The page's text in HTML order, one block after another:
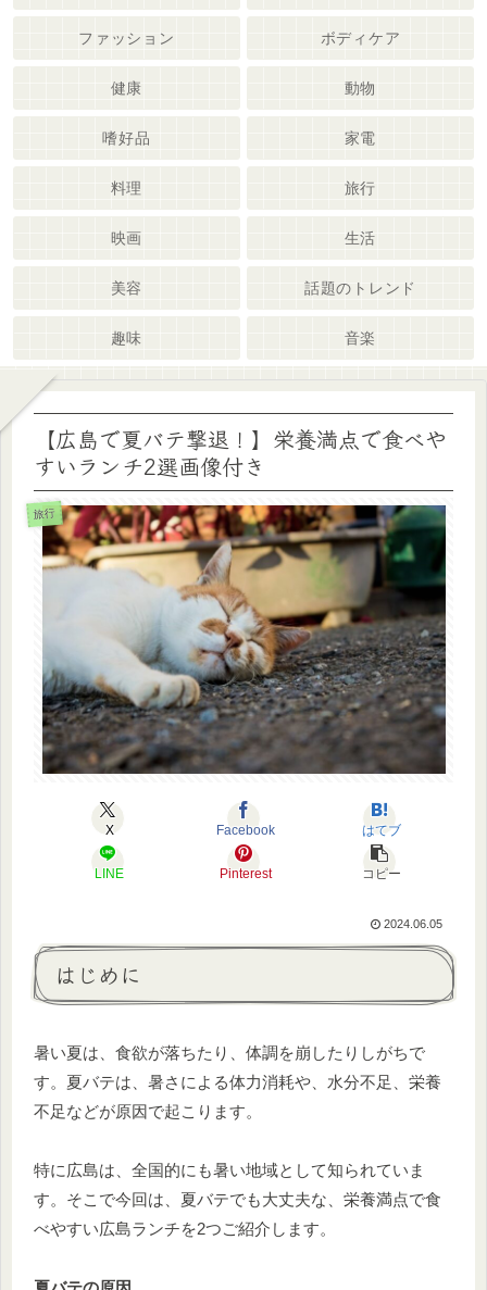
ファッション ボディケア
健康 動物
嗜好品 家電
料理 旅行
映画 生活
美容 話題のトレンド
趣味 音楽
【広島で夏バテ撃退！】栄養満点で食べや
すいランチ2選画像付き
旅行
X Facebook はてブ
LINE Pinterest コピー
2024.06.05
はじめに
暑い夏は、食欲が落ちたり、体調を崩したりしがちで
す。夏バテは、暑さによる体力消耗や、水分不足、栄養
不足などが原因で起こります。
特に広島は、全国的にも暑い地域として知られていま
す。そこで今回は、夏バテでも大丈夫な、栄養満点で食
べやすい広島ランチを2つご紹介します。